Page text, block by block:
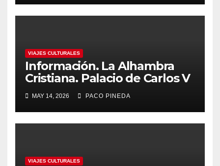
VIAJES CULTURALES
Información. La Alhambra
Cristiana. Palacio de Carlos V
MAY 14, 2026 PACO PINEDA
VIAJES CULTURALES